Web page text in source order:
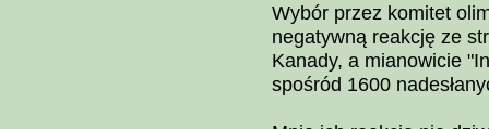
Wybór przez komitet
negatywną reakcję ze
Kanady, a mianowicie
spośród 1600